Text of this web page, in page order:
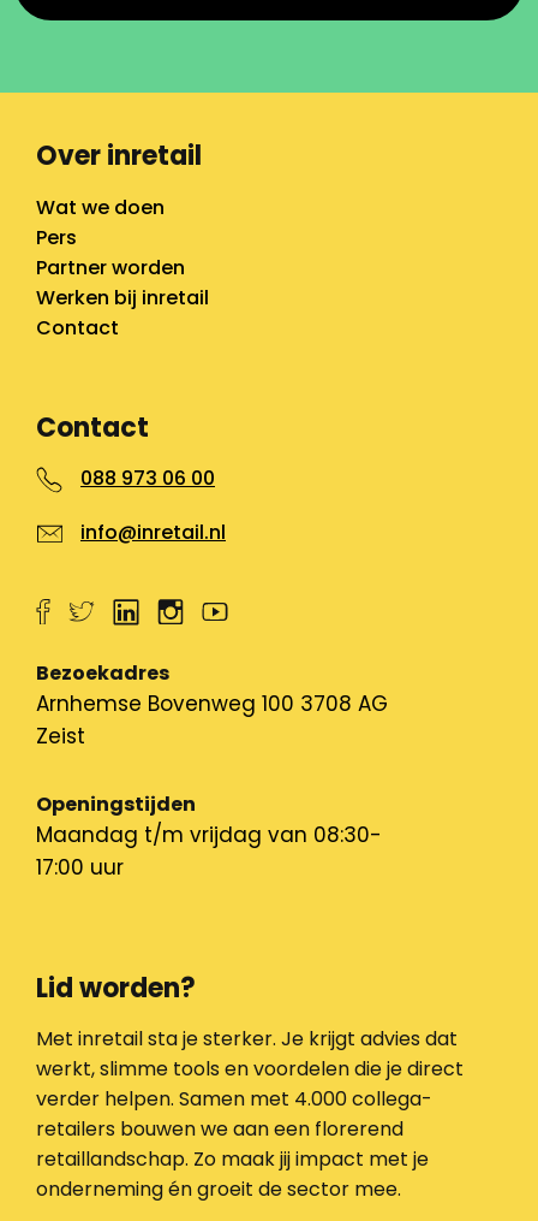
Over inretail
Wat we doen
Pers
Partner worden
Werken bij inretail
Contact
Contact
088 973 06 00
info@inretail.nl
Bezoekadres
Arnhemse Bovenweg 100 3708 AG
Zeist
Openingstijden
Maandag t/m vrijdag van 08:30-
17:00 uur
Lid worden?
Met inretail sta je sterker. Je krijgt advies dat
werkt, slimme tools en voordelen die je direct
verder helpen. Samen met 4.000 collega-
retailers bouwen we aan een florerend
retaillandschap. Zo maak jij impact met je
onderneming én groeit de sector mee.